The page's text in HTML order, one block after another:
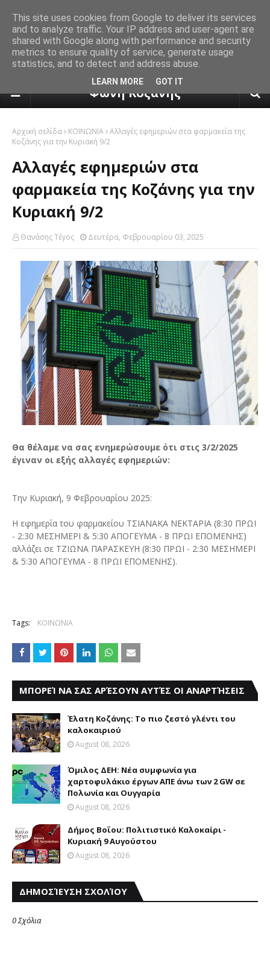
πρόγνωση καιρού από το
Φωνή Κοζάνης
Αρχική σελίδα ΚΟΙΝΩΝΙΑ Αλλαγές εφημεριών στα φαρμακεία της
Κοζάνης για την Κυριακή 9/2
Αλλαγές εφημεριών στα
φαρμακεία της Κοζάνης για την
Κυριακή 9/2
Θανάσης Τέγος Δευτέρα, Φεβρουαρίου 03, 2025
Θα θέλαμε να σας ενημερώσουμε ότι στις 3/2/2025
έγιναν οι εξής αλλαγές εφημεριών:
Την Κυριακή, 9 Φεβρουαρίου 2025:
H εφημερία του φαρμακείου ΤΣΙΑΝΑΚΑ ΝΕΚΤΑΡΙΑ (8:30 ΠΡΩΙ
- 2:30 ΜΕΣΗΜΕΡΙ & 5:30 ΑΠΟΓΕΥΜΑ - 8 ΠΡΩΙ ΕΠΟΜΕΝΗΣ)
αλλάζει σε ΤΖΙΩΝΑ ΠΑΡΑΣΚΕΥΗ (8:30 ΠΡΩΙ - 2:30 ΜΕΣΗΜΕΡΙ
& 5:30 ΑΠΟΓΕΥΜΑ - 8 ΠΡΩΙ ΕΠΟΜΕΝΗΣ).
Tags: ΚΟΙΝΩΝΙΑ
ΜΠΟΡΕΊ ΝΑ ΣΑΣ ΑΡΈΣΟΥΝ ΑΥΤΈΣ ΟΙ ΑΝΑΡΤΉΣΕΙΣ
Έλατη Κοζάνης: Το πιο ζεστό γλέντι του
καλοκαιριού
August 08, 2026
Όμιλος ΔΕΗ: Νέα συμφωνία για
χαρτοφυλάκιο έργων ΑΠΕ άνω των 2 GW σε
Πολωνία και Ουγγαρία
August 08, 2026
Δήμος Βοΐου: Πολιτιστικό Καλοκαίρι -
Κυριακή 9 Αυγούστου
August 08, 2026
ΔΗΜΟΣΊΕΥΣΗ ΣΧΟΛΊΟΥ
0 Σχόλια
This site uses cookies from Google to deliver its services
and to analyze traffic. Your IP address and user-agent are
shared with Google along with performance and security
metrics to ensure quality of service, generate usage
statistics, and to detect and address abuse.
LEARN MORE GOT IT